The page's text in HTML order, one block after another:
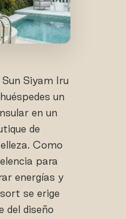
Siyam Iru
un
en un
de
Como
para
energías y
se erige
del diseño